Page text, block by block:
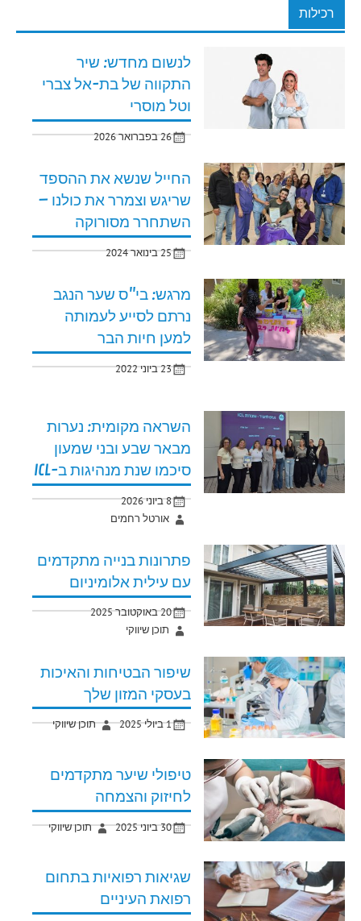
רכילות
לנשום מחדש: שיר
התקווה של בת-אל צברי
וטל מוסרי
26 בפברואר 2026
החייל שנשא את ההספד
שריגש וצמרר את כולנו –
השתחרר מסורוקה
25 בינואר 2024
מרגש: בי"ס שער הנגב
נרתם לסייע לעמותה
למען חיות הבר
23 ביוני 2022
השראה מקומית: נערות
מבאר שבע ובני שמעון
סיכמו שנת מנהיגות ב-ICL
8 ביוני 2026
אורטל רחמים
פתרונות בנייה מתקדמים
עם עילית אלומיניום
20 באוקטובר 2025
תוכן שיווקי
שיפור הבטיחות והאיכות
בעסקי המזון שלך
1 ביולי 2025 תוכן שיווקי
טיפולי שיער מתקדמים
לחיזוק והצמחה
30 ביוני 2025 תוכן שיווקי
שגיאות רפואיות בתחום
רפואת העיניים